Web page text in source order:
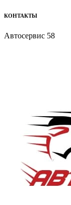
КОНТАКТЫ
Автосервис 58